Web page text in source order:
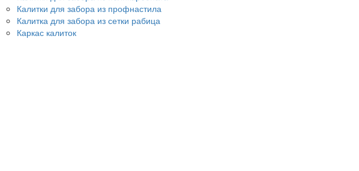
Калитки для забора из профнастила
Калитка для забора из сетки рабица
Каркас калиток